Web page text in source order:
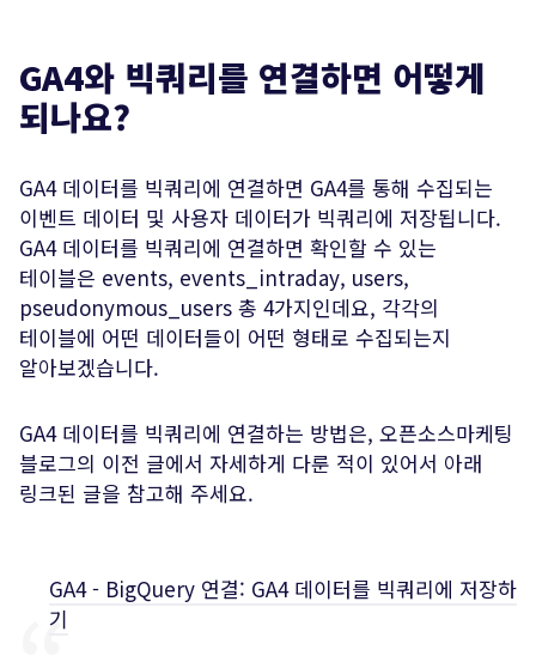
GA4와 빅쿼리를 연결하면 어떻게
되나요?
GA4 데이터를 빅쿼리에 연결하면 GA4를 통해 수집되는
이벤트 데이터 및 사용자 데이터가 빅쿼리에 저장됩니다.
GA4 데이터를 빅쿼리에 연결하면 확인할 수 있는
테이블은 events, events_intraday, users,
pseudonymous_users 총 4가지인데요, 각각의
테이블에 어떤 데이터들이 어떤 형태로 수집되는지
알아보겠습니다.
GA4 데이터를 빅쿼리에 연결하는 방법은, 오픈소스마케팅
블로그의 이전 글에서 자세하게 다룬 적이 있어서 아래
링크된 글을 참고해 주세요.
GA4 - BigQuery 연결: GA4 데이터를 빅쿼리에 저장하
기